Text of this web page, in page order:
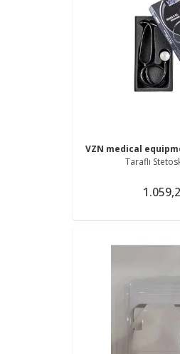
VZN medical
Taraflı